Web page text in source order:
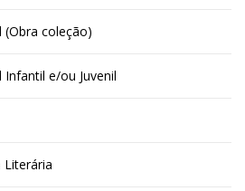
coleção)
e/ou Juvenil
Literária